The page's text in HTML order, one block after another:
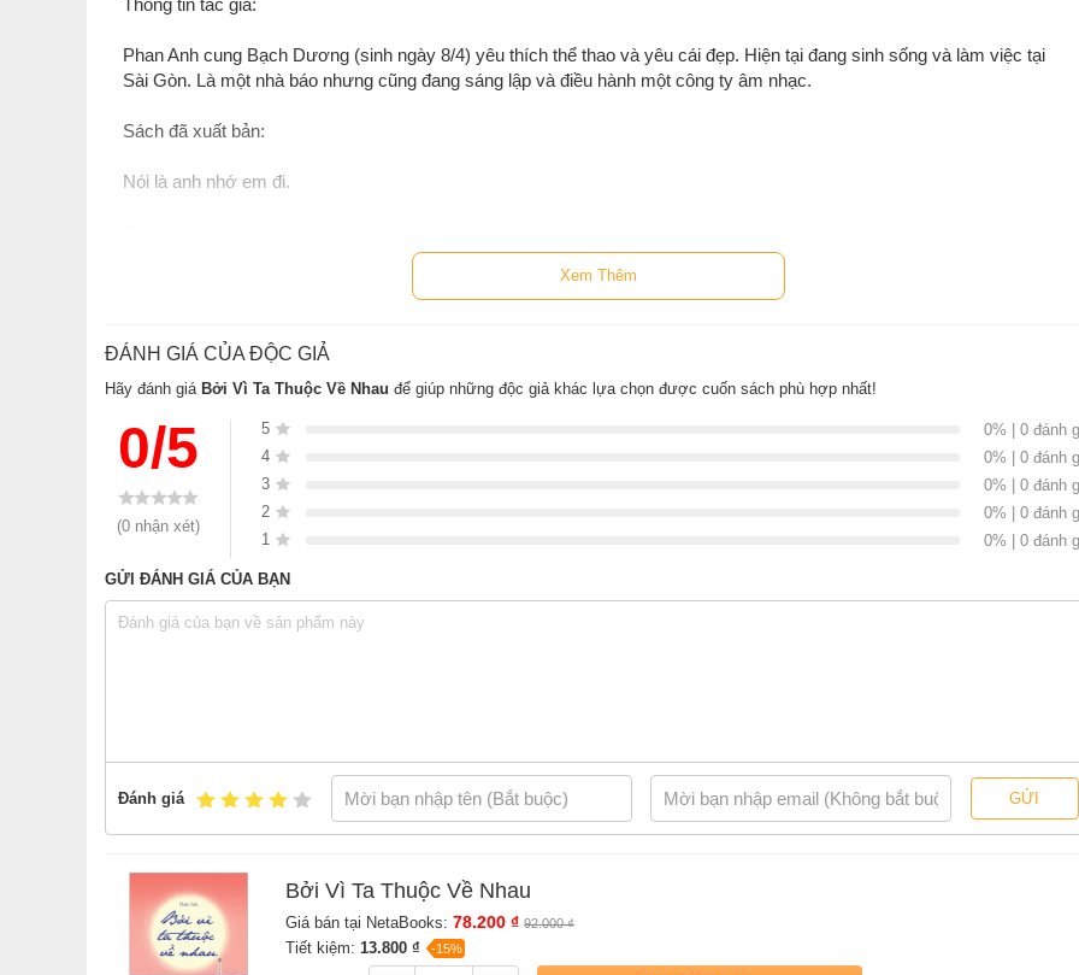
Thông tin tác giả:
Phan Anh cung Bạch Dương (sinh ngày 8/4) yêu thích thể thao và yêu cái đẹp. Hiện tại đang sinh sống và làm việc tại
Sài Gòn. Là một nhà báo nhưng cũng đang sáng lập và điều hành một công ty âm nhạc.
Sách đã xuất bản:
Nói là anh nhớ em đi.
“Cô ngã vào vòng tay mạnh mẽ của anh đang mở rộng chào đón. Không một nụ hôn, chỉ có những giọt nước mắt.
Ai đó đã nói, nếu có nơi nào mà đất và trời vào cùng nhau, thì đó chính là biển cả. Và tình yêu nói, nếu có một nơi mà hai
SáchBởi Vì Ta Thuộc Về Nhau
, có bán tại Nhà sách online NetaBooks với ưu đãi Bao sách miễn phí và
Gian hàng NetaBooks tại Tiki với ưu đãi Bao sách miễn phí và tặng Bookmark
Xem Thêm
ĐÁNH GIÁ CỦA ĐỘC GIẢ
Hãy đánh giá Bởi Vì Ta Thuộc Về Nhau để giúp những độc giả khác lựa chọn được cuốn sách phù hợp nhất!
0/5
(0 nhận xét)
5
0% | 0 đánh
4
0% | 0 đánh
3
0% | 0 đánh
2
0% | 0 đánh
1
0% | 0 đánh
GỬI ĐÁNH GIÁ CỦA BẠN
Đánh giá GỬI
Bởi Vì Ta Thuộc Về Nhau
Giá bán tại NetaBooks: 78.200 ₫ 92.000 ₫
Tiết kiệm: 13.800 ₫ -15%